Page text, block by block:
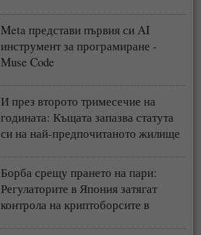
Meta представи първия си AI
инструмент за програмиране -
Muse Code
И през второто тримесечие на
годината: Къщата запазва статута
си на най-предпочитаното жилище
Борба срещу прането на пари:
Регулаторите в Япония затягат
контрола на криптоборсите в